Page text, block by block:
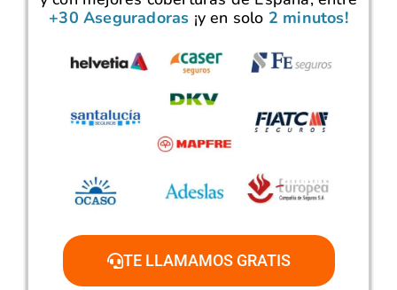
+30 Aseguradoras ¡y en solo 2 minutos!
TE LLAMAMOS GRATIS